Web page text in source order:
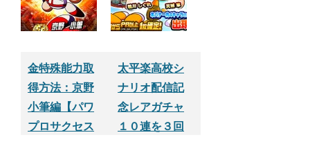
Part.2【パワプ
ロサクセスア
たPart.４【パ
ワプロサクセ
金特殊能力取
得方法：京野
小筆編【パワ
プロサクセス
太平楽高校シ
ナリオ配信記
念レアガチャ
１０連を３回